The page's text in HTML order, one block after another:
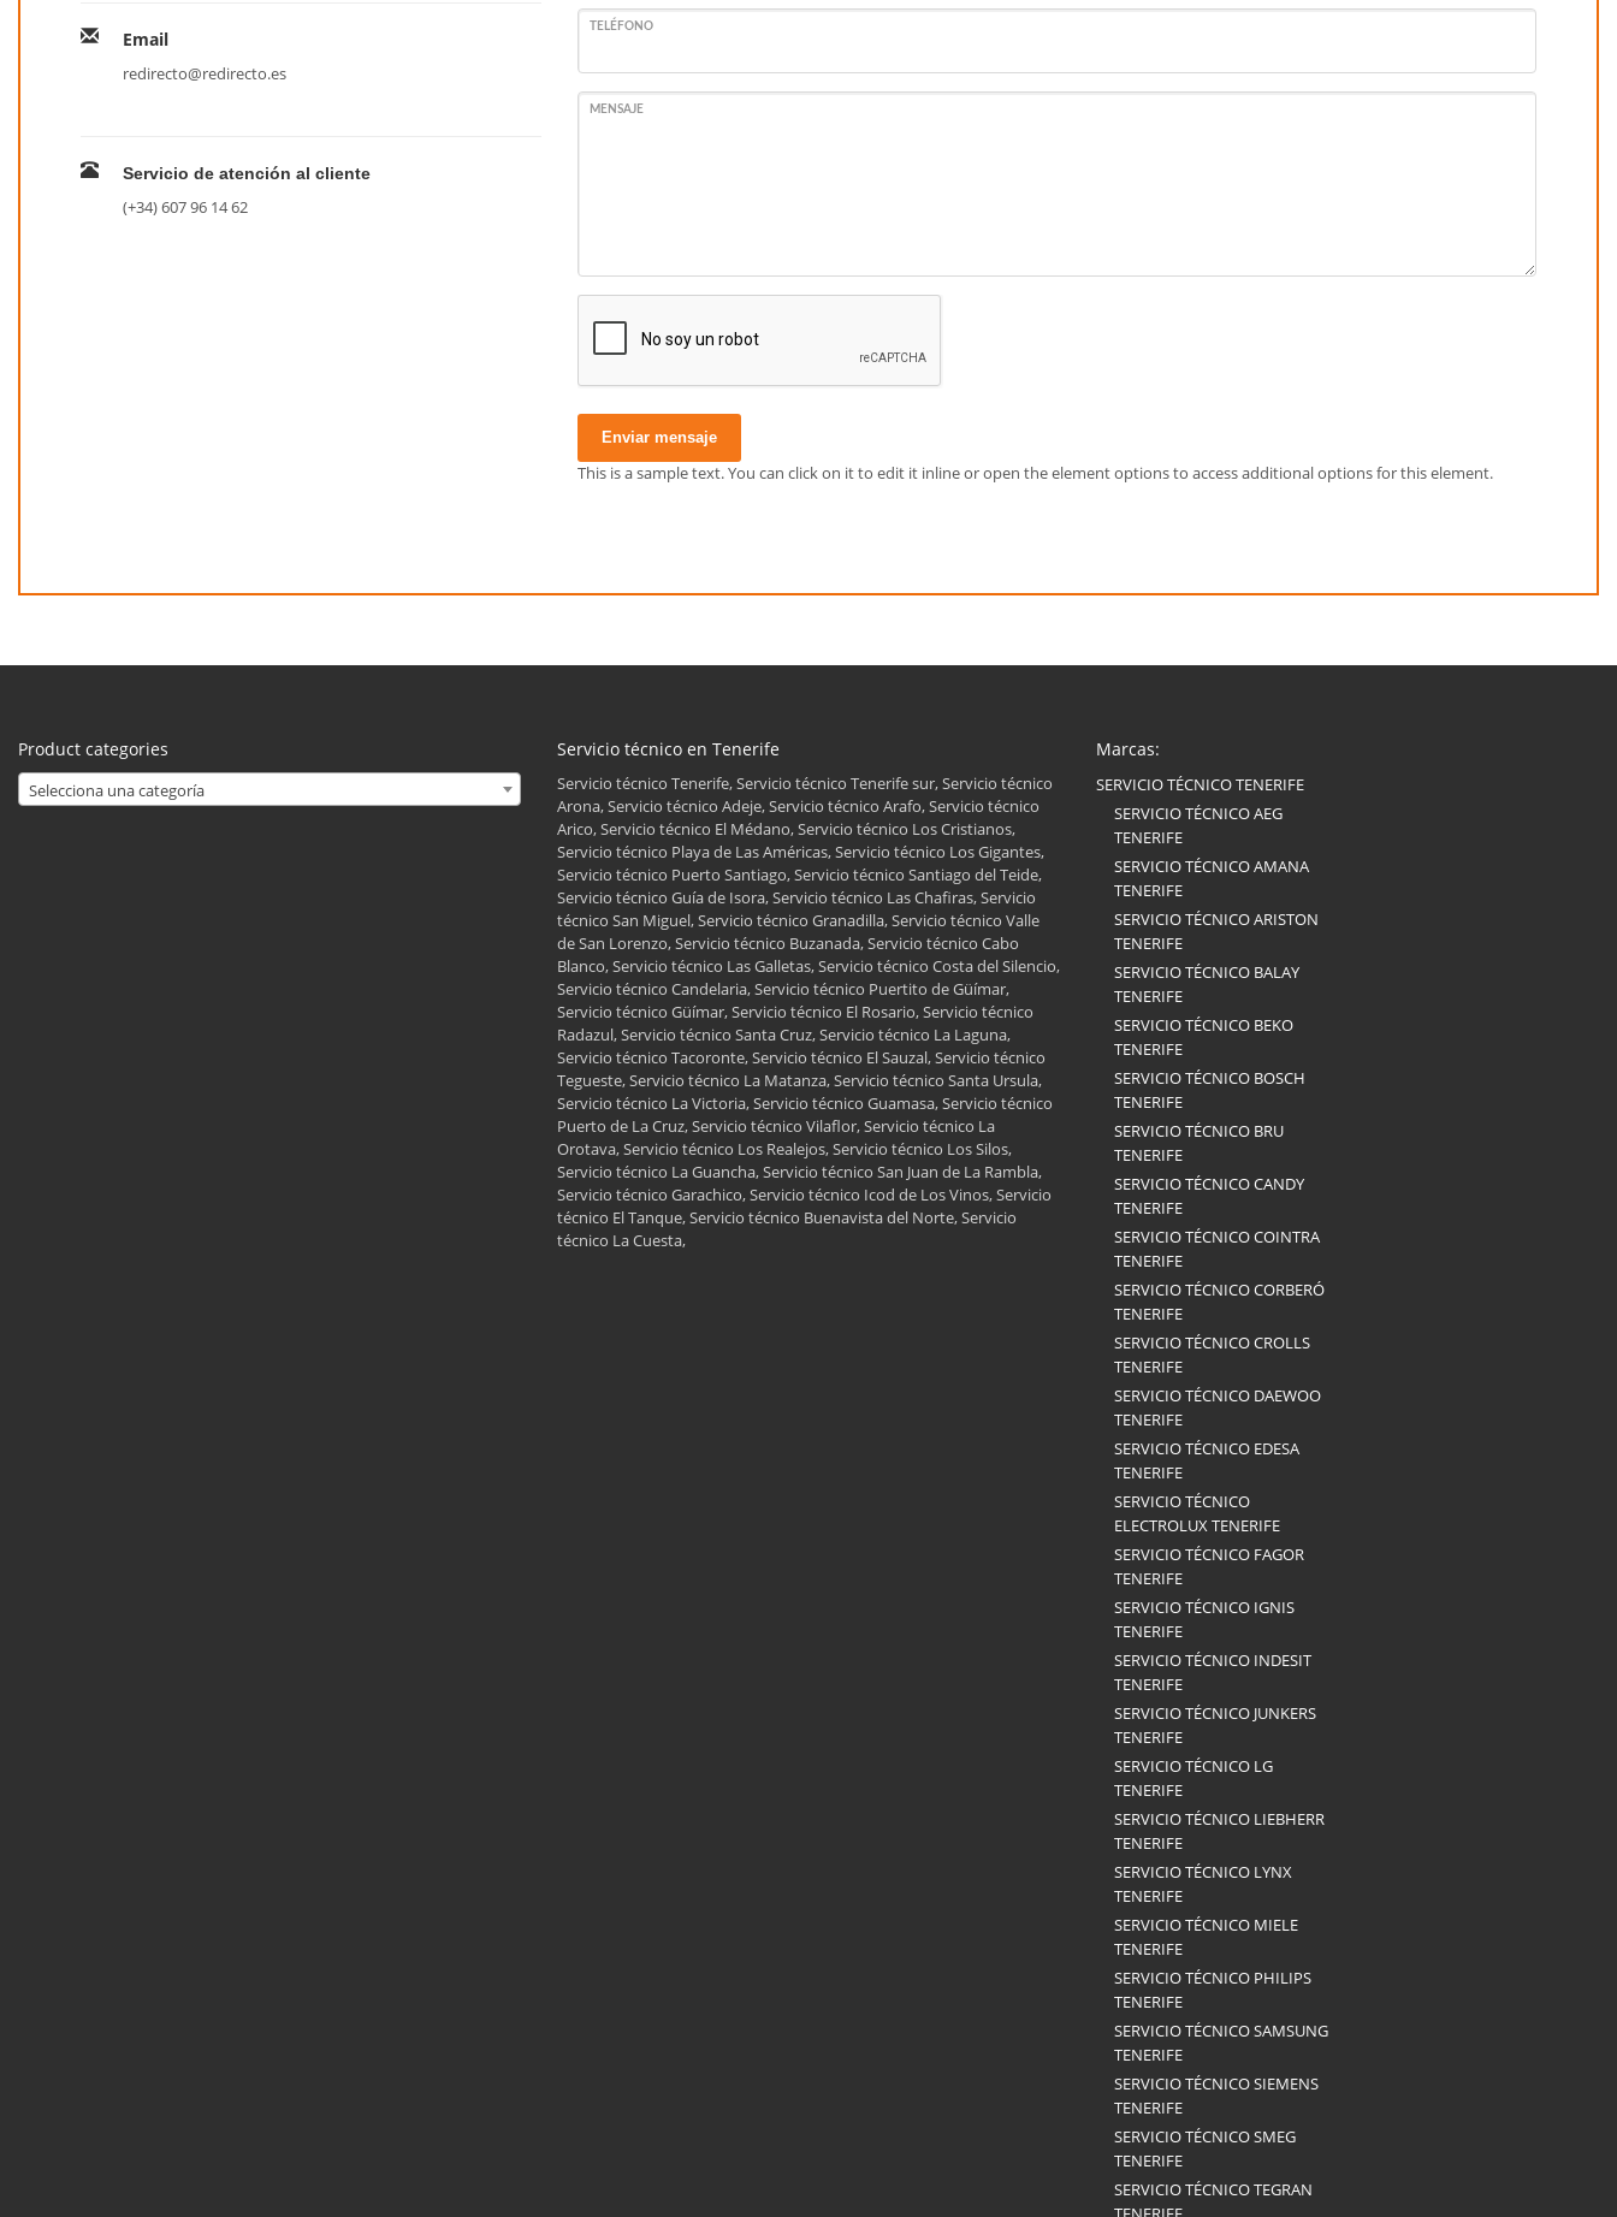
Email
redirecto@redirecto.es
Servicio de atención al cliente
(+34) 607 96 14 62
TELÉFONO
MENSAJE
Enviar mensaje
This is a sample text. You can click on it to edit it inline or open the element options to access additional options for this element.
Product categories
Selecciona una categoría
Servicio técnico en Tenerife
Servicio técnico Tenerife, Servicio técnico Tenerife sur, Servicio técnico
Arona, Servicio técnico Adeje, Servicio técnico Arafo, Servicio técnico
Arico, Servicio técnico El Médano, Servicio técnico Los Cristianos,
Servicio técnico Playa de Las Américas, Servicio técnico Los Gigantes,
Servicio técnico Puerto Santiago, Servicio técnico Santiago del Teide,
Servicio técnico Guía de Isora, Servicio técnico Las Chafiras, Servicio
técnico San Miguel, Servicio técnico Granadilla, Servicio técnico Valle
de San Lorenzo, Servicio técnico Buzanada, Servicio técnico Cabo
Blanco, Servicio técnico Las Galletas, Servicio técnico Costa del Silencio,
Servicio técnico Candelaria, Servicio técnico Puertito de Güímar,
Servicio técnico Güímar, Servicio técnico El Rosario, Servicio técnico
Radazul, Servicio técnico Santa Cruz, Servicio técnico La Laguna,
Servicio técnico Tacoronte, Servicio técnico El Sauzal, Servicio técnico
Tegueste, Servicio técnico La Matanza, Servicio técnico Santa Ursula,
Servicio técnico La Victoria, Servicio técnico Guamasa, Servicio técnico
Puerto de La Cruz, Servicio técnico Vilaflor, Servicio técnico La
Orotava, Servicio técnico Los Realejos, Servicio técnico Los Silos,
Servicio técnico La Guancha, Servicio técnico San Juan de La Rambla,
Servicio técnico Garachico, Servicio técnico Icod de Los Vinos, Servicio
técnico El Tanque, Servicio técnico Buenavista del Norte, Servicio
técnico La Cuesta,
Marcas:
SERVICIO TÉCNICO TENERIFE
SERVICIO TÉCNICO AEG
TENERIFE
SERVICIO TÉCNICO AMANA
TENERIFE
SERVICIO TÉCNICO ARISTON
TENERIFE
SERVICIO TÉCNICO BALAY
TENERIFE
SERVICIO TÉCNICO BEKO
TENERIFE
SERVICIO TÉCNICO BOSCH
TENERIFE
SERVICIO TÉCNICO BRU
TENERIFE
SERVICIO TÉCNICO CANDY
TENERIFE
SERVICIO TÉCNICO COINTRA
TENERIFE
SERVICIO TÉCNICO CORBERÓ
TENERIFE
SERVICIO TÉCNICO CROLLS
TENERIFE
SERVICIO TÉCNICO DAEWOO
TENERIFE
SERVICIO TÉCNICO EDESA
TENERIFE
SERVICIO TÉCNICO
ELECTROLUX TENERIFE
SERVICIO TÉCNICO FAGOR
TENERIFE
SERVICIO TÉCNICO IGNIS
TENERIFE
SERVICIO TÉCNICO INDESIT
TENERIFE
SERVICIO TÉCNICO JUNKERS
TENERIFE
SERVICIO TÉCNICO LG
TENERIFE
SERVICIO TÉCNICO LIEBHERR
TENERIFE
SERVICIO TÉCNICO LYNX
TENERIFE
SERVICIO TÉCNICO MIELE
TENERIFE
SERVICIO TÉCNICO PHILIPS
TENERIFE
SERVICIO TÉCNICO SAMSUNG
TENERIFE
SERVICIO TÉCNICO SIEMENS
TENERIFE
SERVICIO TÉCNICO SMEG
TENERIFE
SERVICIO TÉCNICO TEGRAN